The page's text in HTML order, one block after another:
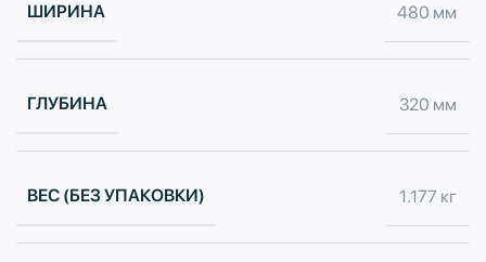
ШИРИНА 480 мм
ГЛУБИНА 320 мм
ВЕС (БЕЗ УПАКОВКИ) 1.177 кг